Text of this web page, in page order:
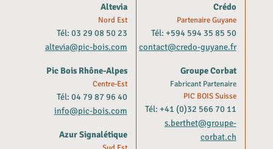
Altevia
Nord Est
Tél: 03 29 08 50 23
altevia@pic-bois.com
Pic Bois Rhône-Alpes
Centre-Est
Tél: 04 79 87 96 40
info@pic-bois.com
Azur Signalétique
Crédo
Partenaire Guyane
Tél: +594 594 35 85 50
contact@credo-guyane.fr
Groupe Corbat
Fabricant Partenaire
PIC BOIS Suisse
Tél: +41 (0)32 566 70 11
s.berthet@groupe-
corbat.ch